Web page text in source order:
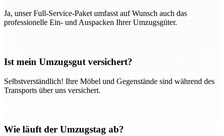
Ja, unser Full-Service-Paket umfasst auf Wunsch auch das
professionelle Ein- und Auspacken Ihrer Umzugsgüter.
Ist mein Umzugsgut versichert?
Selbstverständlich! Ihre Möbel und Gegenstände sind während des
Transports über uns versichert.
Wie läuft der Umzugstag ab?